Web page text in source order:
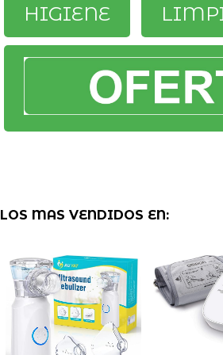
HIGIENE
LOS MAS VENDIDOS EN: